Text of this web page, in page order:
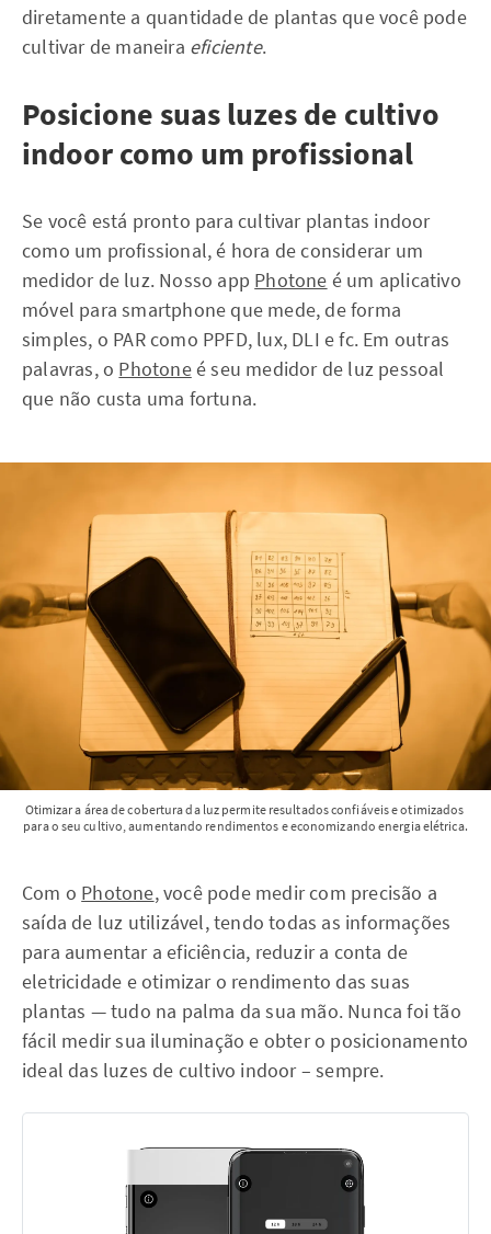
diretamente a quantidade de plantas que você pode
cultivar de maneira eficiente.
Posicione suas luzes de cultivo
indoor como um profissional
Se você está pronto para cultivar plantas indoor
como um profissional, é hora de considerar um
medidor de luz. Nosso app Photone é um aplicativo
móvel para smartphone que mede, de forma
simples, o PAR como PPFD, lux, DLI e fc. Em outras
palavras, o Photoneé seu medidor de luz pessoal
que não custa uma fortuna.
Otimizar a área de cobertura da luz permite resultados confiáveis e otimizados
para o seu cultivo, aumentando rendimentos e economizando energia elétrica.
Com o Photone, você pode medir com precisão a
saída de luz utilizável, tendo todas as informações
para aumentar a eficiência, reduzir a conta de
eletricidade e otimizar o rendimento das suas
plantas — tudo na palma da sua mão. Nunca foi tão
fácil medir sua iluminação e obter o posicionamento
ideal das luzes de cultivo indoor – sempre.